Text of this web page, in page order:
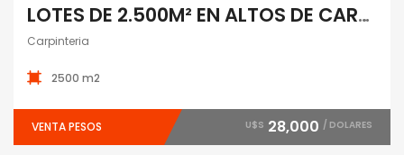
LOTES DE 2.500M² EN ALTOS DE CARPINTERIA
Carpinteria
2500 m2
VENTA PESOS U$S 28,000 / DOLARES